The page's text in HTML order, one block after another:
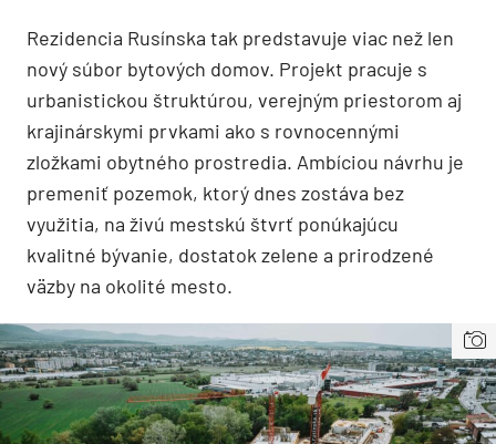
Rezidencia Rusínska tak predstavuje viac než len
nový súbor bytových domov. Projekt pracuje s
urbanistickou štruktúrou, verejným priestorom aj
krajinárskymi prvkami ako s rovnocennými
zložkami obytného prostredia. Ambíciou návrhu je
premeniť pozemok, ktorý dnes zostáva bez
využitia, na živú mestskú štvrť ponúkajúcu
kvalitné bývanie, dostatok zelene a prirodzené
väzby na okolité mesto.